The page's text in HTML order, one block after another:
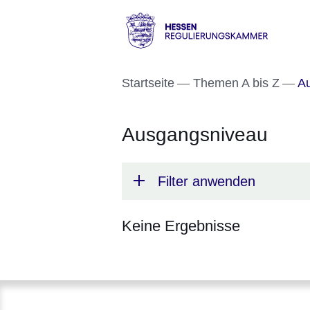
Direkt zum Kopf der
Direkt zum Inhalt
Direkt zum Fuß der
-
Regulierungskammer
Startseite Themen A bis Z
Ausgangsniveau
Filter anwenden
Keine Ergebnisse